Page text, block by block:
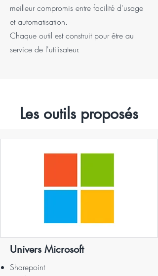
meilleur compromis entre facilité d'usage
et automatisation.
Chaque outil est construit pour être au
service de l'utilisateur.
Les outils proposés
Univers Microsoft
Sharepoint